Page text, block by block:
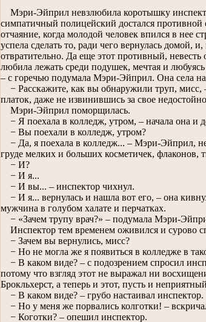
Мэри-Эйприл невзлюбила коротышку
симпатичный полицейский достался противной
отчаяние, когда молодой человек впился в нее
успела сделать то, ради чего вернулась домой,
отвратительно. Да еще этот противный,
любила лежать среди подушек, мечтая и
– с горечью подумала Мэри-Эйприл. Она села
− Расскажите, как вы обнаружили труп, мисс,
платок, даже не извинившись за свое
Мэри-Эйприл поморщилась.
− Я поехала в колледж, утром, – начала она и
− Вы поехали в колледж, утром?
− Да, я поехала в колледж... – Мэри-Эйприл,
груде мелких и больших косметичек,
− И?
− И я...
− И вы... – инспектор чихнул.
− И я... вернулась и нашла вот его, – она
мужчина в голубом халате и перчатках.
− «Зачем трупу врач?» – подумала Мэри-
Инспектор тем временем оживился и сурово
− Зачем вы вернулись, мисс?
− Но не могла же я появиться в колледже в
− В каком виде? – с подозрением спросил
потому что взгляд этот не выражал ни
Брокльхерст, а теперь и этот, пусть и
− В каком виде? – грубо настаивал инспектор.
− Но у меня же порвались колготки! –
− Коготки? – опешил инспектор.